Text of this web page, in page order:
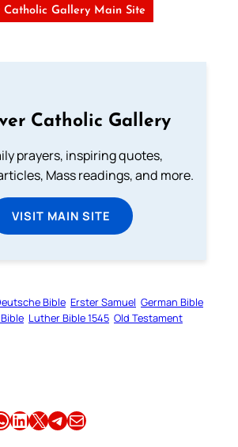
Catholic Gallery Main Site
Catholic Gallery
prayers, inspiring quotes,
Mass readings, and more.
VISIT MAIN SITE
Bible Erster Samuel German Bible
Luther Bible 1545 Old Testament
Share this article on LinkedIn Share this article on X Share this article on TelegramEmail this Article